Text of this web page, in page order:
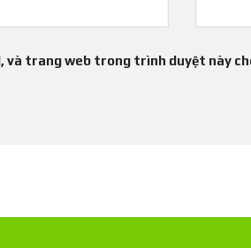
và trang web trong trình duyệt này